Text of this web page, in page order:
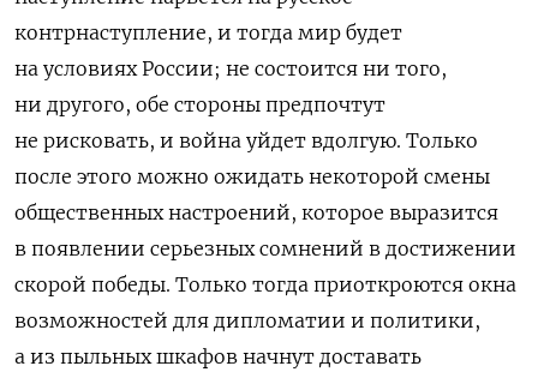
контрнаступление, и тогда мир будет
на условиях России; не состоится ни того,
ни другого, обе стороны предпочтут
не рисковать, и война уйдет вдолгую. Только
после этого можно ожидать некоторой смены
общественных настроений, которое выразится
в появлении серьезных сомнений в достижении
скорой победы. Только тогда приоткроются окна
возможностей для дипломатии и политики,
а из пыльных шкафов начнут доставать